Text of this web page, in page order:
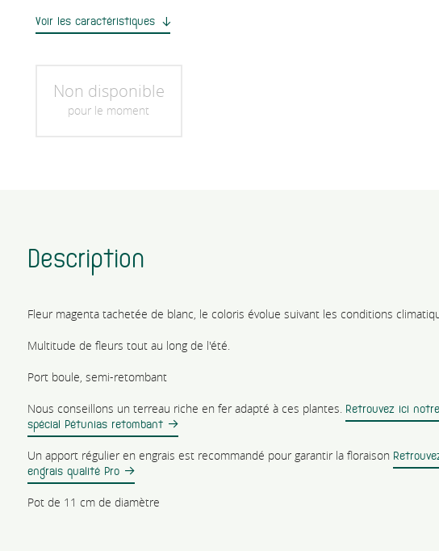
Voir les caractéristiques
Non disponible
pour le moment
Description
Fleur magenta tachetée de blanc, le coloris évolue suivant les conditions
Multitude de fleurs tout au long de l'été.
Port boule, semi-retombant
Nous conseillons un terreau riche en fer adapté à ces plantes. Retrouvez ici
spécial Pétunias retombant
Un apport régulier en engrais est recommandé pour garantir la floraison R
engrais qualité Pro
Pot de 11 cm de diamètre